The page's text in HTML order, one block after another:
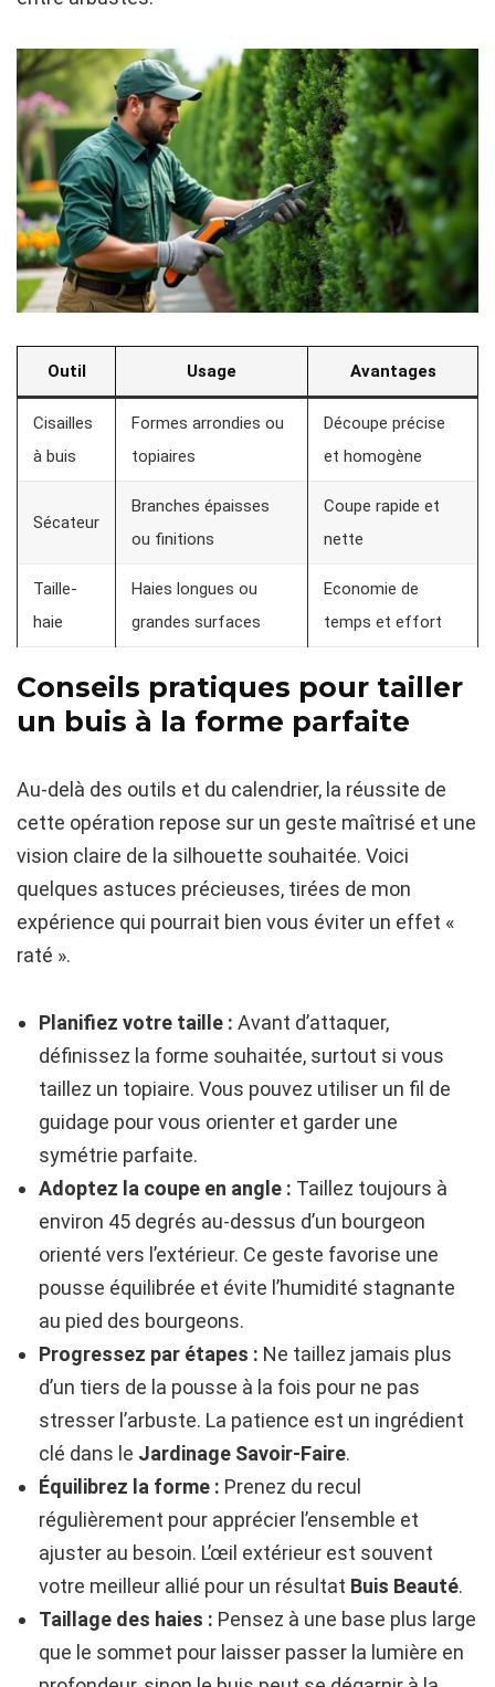
Outil Usage Avantages
Cisailles
à buis
Formes arrondies ou
topiaires
Découpe précise
et homogène
Sécateur
Branches épaisses
ou finitions
Coupe rapide et
nette
Taille-
haie
Haies longues ou
grandes surfaces
Economie de
temps et effort
Conseils pratiques pour tailler
un buis à la forme parfaite
Au-delà des outils et du calendrier, la réussite de
cette opération repose sur un geste maîtrisé et une
vision claire de la silhouette souhaitée. Voici
quelques astuces précieuses, tirées de mon
expérience qui pourrait bien vous éviter un effet «
raté ».
Planifiez votre taille : Avant d’attaquer,
définissez la forme souhaitée, surtout si vous
taillez un topiaire. Vous pouvez utiliser un fil de
guidage pour vous orienter et garder une
symétrie parfaite.
Adoptez la coupe en angle : Taillez toujours à
environ 45 degrés au-dessus d’un bourgeon
orienté vers l’extérieur. Ce geste favorise une
pousse équilibrée et évite l’humidité stagnante
au pied des bourgeons.
Progressez par étapes : Ne taillez jamais plus
d’un tiers de la pousse à la fois pour ne pas
stresser l’arbuste. La patience est un ingrédient
clé dans le Jardinage Savoir-Faire.
Équilibrez la forme : Prenez du recul
régulièrement pour apprécier l’ensemble et
ajuster au besoin. L’œil extérieur est souvent
votre meilleur allié pour un résultat Buis Beauté.
Taillage des haies : Pensez à une base plus large
que le sommet pour laisser passer la lumière en